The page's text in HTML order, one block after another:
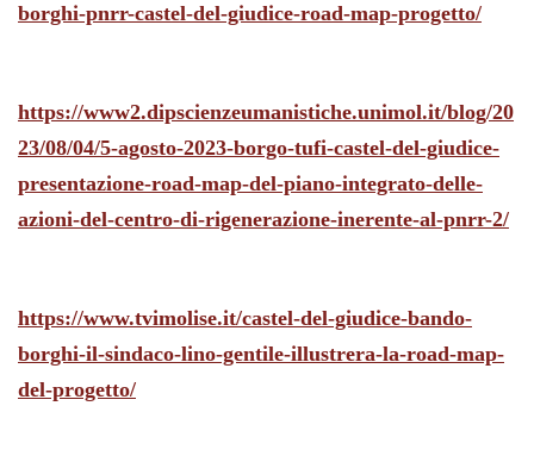
borghi-pnrr-castel-del-giudice-road-map-progetto/
https://www2.dipscienzeumanistiche.unimol.it/blog/20
23/08/04/5-agosto-2023-borgo-tufi-castel-del-giudice-
presentazione-road-map-del-piano-integrato-delle-
azioni-del-centro-di-rigenerazione-inerente-al-pnrr-2/
https://www.tvimolise.it/castel-del-giudice-bando-
borghi-il-sindaco-lino-gentile-illustrera-la-road-map-
del-progetto/